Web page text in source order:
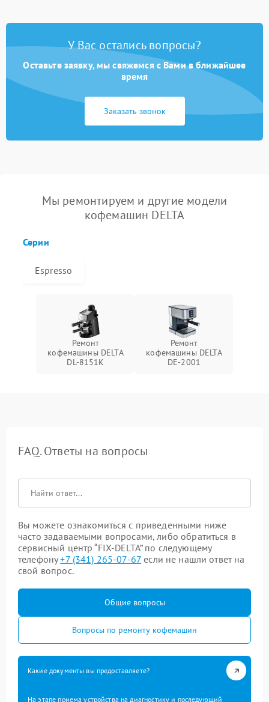
У Вас остались вопросы?
Оставьте заявку, мы свяжемся с Вами в ближайшее
время
Заказать звонок
Мы ремонтируем и другие модели
кофемашин DELTA
Серии
Espresso
Ремонт
кофемашины DELTA
DL-8151K
Ремонт
кофемашины DELTA
DE-2001
FAQ. Ответы на вопросы
Вы можете ознакомиться с приведенными ниже
часто задаваемыми вопросами, либо обратиться в
сервисный центр “FIX-DELTA” по следующему
телефону+7 (341) 265-07-67 если не нашли ответ на
свой вопрос.
Общие вопросы
Вопросы по ремонту кофемашин
Какие документы вы предоставляете?
На этапе приема устройства на диагностику и последующий